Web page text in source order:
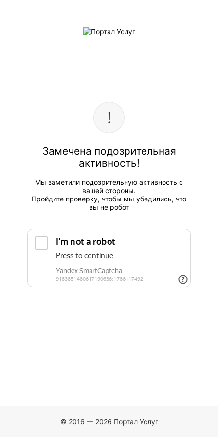
Замечена подозрительная
активность!
Мы заметили подозрительную активность с
вашей стороны.
Пройдите проверку, чтобы мы убедились, что
вы не робот
© 2016 — 2026 Портал Услуг